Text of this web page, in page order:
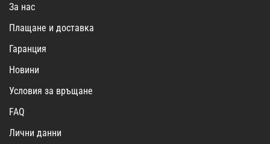
За нас
Плащане и доставка
Гаранция
Новини
Условия за връщане
FAQ
Лични данни